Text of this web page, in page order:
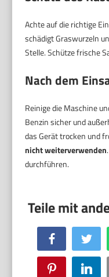
Achte auf die richtige
schädigt Graswurzeln
Stelle. Schütze frische
Nach dem
Reinige die Maschine
Benzin sicher und
das Gerät trocken und
nicht weiterverwenden
durchführen.
Facebook Twitter
Pinterest